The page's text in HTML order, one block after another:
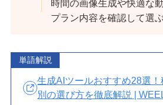
時間の画像生成や快適な
プラン内容を確認して選
単語解説
生成AIツールおすすめ28選
別の選び方を徹底解説 |